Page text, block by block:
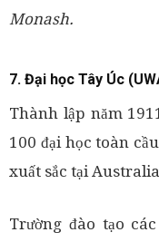
Monash.
7. Đại học Tây Úc
Thành lập năm
100 đại học toàn
xuất sắc tại
Trường đào tạo